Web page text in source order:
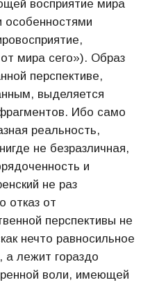
восприятие мира
особенностями
мира сего»). Образ
перспективе,
выделяется
Ибо само
реальность,
не безразличная,
и
не раз
отказ от
перспективы не
нечто равносильное
а лежит гораздо
воли, имеющей